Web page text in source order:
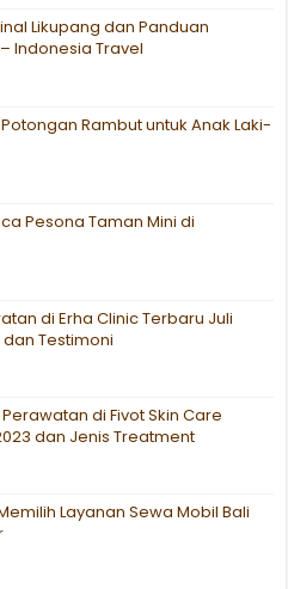
Likupang dan Panduan
Indonesia Travel
Rambut untuk Anak Laki-
Pesona Taman Mini di
di Erha Clinic Terbaru Juli
Testimoni
di Fivot Skin Care
dan Jenis Treatment
Layanan Sewa Mobil Bali